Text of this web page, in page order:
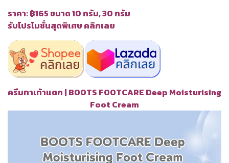
ราคา: ฿165 ขนาด 10 กรัม, 30 กรัม
รับโปรโมชั่นสุดพิเศษ คลิกเลย
ครีมทาเท้าแตก | BOOTS FOOTCARE Deep Moisturising
Foot Cream